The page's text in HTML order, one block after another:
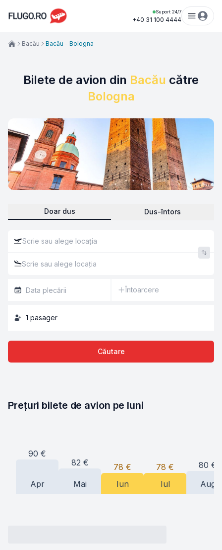
Suport 24/7
+40 31 100 4444
Bilete de avion din Bacău către
Bologna
Doar dus Dus-întors
Întoarcere
1 pasager
Căutare
Bacău Bacău - Bologna
Prețuri bilete de avion pe luni
90 €
Apr
82 €
Mai
78 €
Iun
78 €
Iul
80 €
Aug